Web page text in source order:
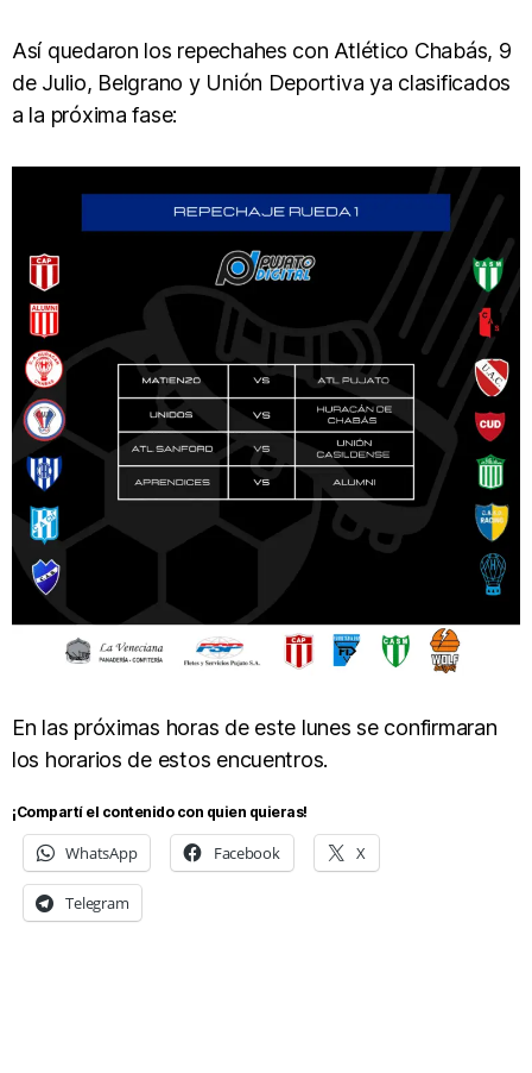
Así quedaron los repechahes con Atlético Chabás, 9
de Julio, Belgrano y Unión Deportiva ya clasificados
a la próxima fase:
En las próximas horas de este lunes se confirmaran
los horarios de estos encuentros.
¡Compartí el contenido con quien quieras!
WhatsApp Facebook X
Telegram